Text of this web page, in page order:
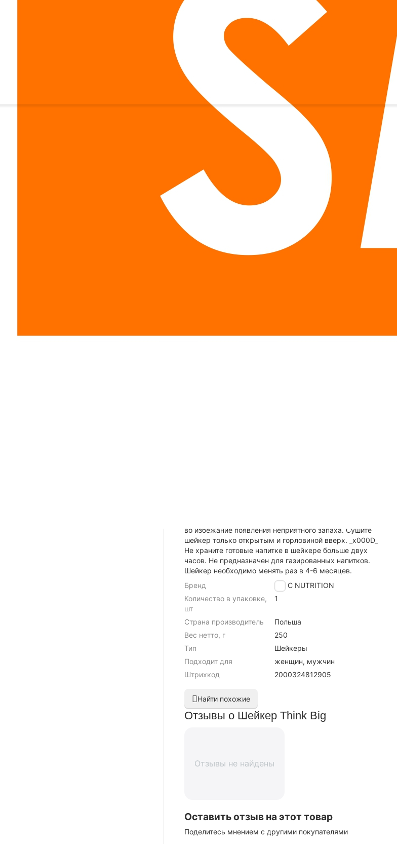
во избежание появления неприятного запаха. Сушите
шейкер только открытым и горловиной вверх. _x000D_
Не храните готовые напитке в шейкере больше двух
часов. Не предназначен для газированных напитков.
Шейкер необходимо менять раз в 4-6 месяцев.
Бренд
TREC NUTRITION
Количество в упаковке,
шт
1
Страна производитель
Польша
Вес нетто, г
250
Тип
Шейкеры
Подходит для
женщин, мужчин
Штрихкод
2000324812905
Найти похожие
Отзывы о Шейкер Think Big
Отзывы не найдены
Оставить отзыв на этот товар
Поделитесь мнением с другими покупателями